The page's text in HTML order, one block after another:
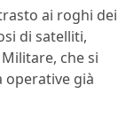
ai roghi dei
di satelliti,
che si
operative già